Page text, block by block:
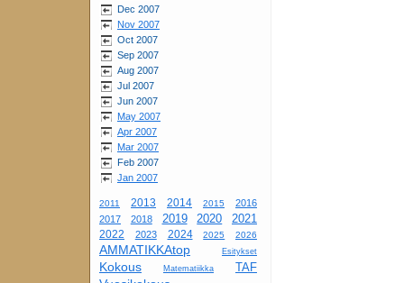
Dec 2007
Nov 2007
Oct 2007
Sep 2007
Aug 2007
Jul 2007
Jun 2007
May 2007
Apr 2007
Mar 2007
Feb 2007
Jan 2007
2011 2013 2014 2015
2016
2017
2018 2019 2020 2021
2022 2023 2024 2025 2026
AMMATIKKAtop Esitykset
Kokous Matematiikka TAF